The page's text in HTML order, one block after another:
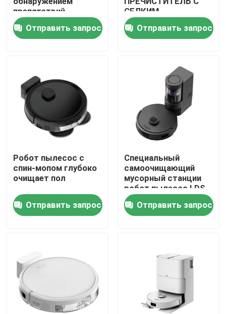
дом
видео
О нас
Проверка качества
Спросите цитату
Мойщик окон робота
препятствий
Отправить запрос
СЕЛКИМ
ПРЕЧИСТИТЕЛЬНЫМ
И ГОРОТОВОДНЫМ
СУШИТЕЛЬНЫМ
Отправить запрос
Робот пылесос с
спин-мопом глубоко
очищает пол
Отправить запрос
Специальный
самоочищающий
мусорный станции
робот пылесос LDS
самометание и
подметание
Отправить запрос